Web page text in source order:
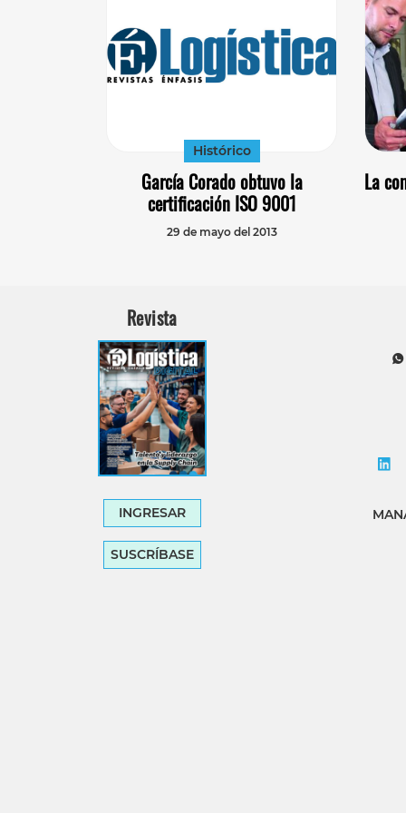
Histórico
García Corado obtuvo la
certificación ISO 9001
29 de mayo del 2013
La
Revista
INGRESAR
SUSCRÍBASE